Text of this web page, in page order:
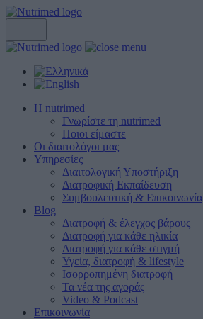
Η nutrimed
Γνωρίστε τη nutrimed
Ποιοι είμαστε
Οι διαιτολόγοι μας
Υπηρεσίες
Διαιτολογική Υποστήριξη
Διατροφική Εκπαίδευση
Συμβουλευτική & Επικοινωνία
Blog
Διατροφή & έλεγχος βάρους
Διατροφή για κάθε ηλικία
Διατροφή για κάθε στιγμή
Υγεία, διατροφή & lifestyle
Ισορροπημένη διατροφή
Τα νέα της αγοράς
Video & Podcast
Επικοινωνία